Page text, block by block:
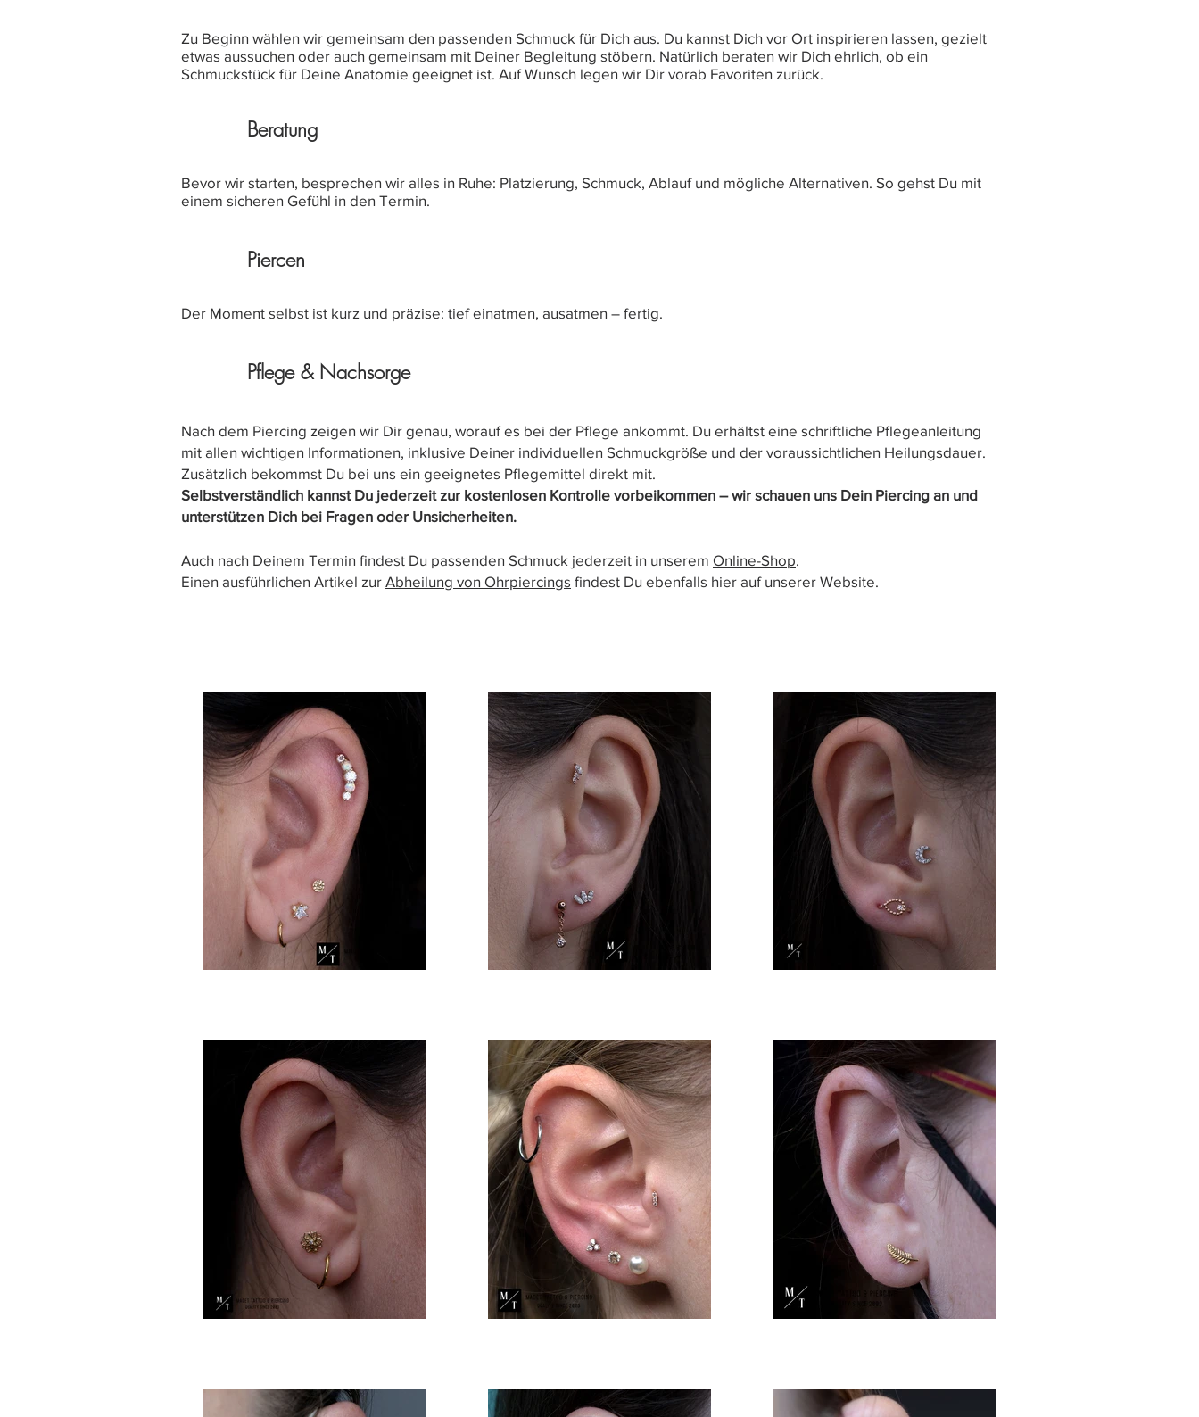
Zu Beginn wählen wir gemeinsam den passenden Schmuck für Dich aus. Du kannst Dich vor Ort inspirieren lassen, gezielt
etwas aussuchen oder auch gemeinsam mit Deiner Begleitung stöbern. Natürlich beraten wir Dich ehrlich, ob ein
Schmuckstück für Deine Anatomie geeignet ist. Auf Wunsch legen wir Dir vorab Favoriten zurück.
Beratung
Piercen
Der Moment selbst ist kurz und präzise: tief einatmen, ausatmen – fertig.
Pflege & Nachsorge
Nach dem Piercing zeigen wir Dir genau, worauf es bei der Pflege ankommt. Du erhältst eine schriftliche Pflegeanleitung
mit allen wichtigen Informationen, inklusive Deiner individuellen Schmuckgröße und der voraussichtlichen Heilungsdauer.
Zusätzlich bekommst Du bei uns ein geeignetes Pflegemittel direkt mit.
Selbstverständlich kannst Du jederzeit zur kostenlosen Kontrolle vorbeikommen – wir schauen uns Dein Piercing an und
unterstützen Dich bei Fragen oder Unsicherheiten.
Auch nach Deinem Termin findest Du passenden Schmuck jederzeit in unserem Online-Shop.
Einen ausführlichen Artikel zur Abheilung von Ohrpiercings findest Du ebenfalls hier auf unserer Website.
Bevor wir starten, besprechen wir alles in Ruhe: Platzierung, Schmuck, Ablauf und mögliche Alternativen. So gehst Du mit
einem sicheren Gefühl in den Termin.